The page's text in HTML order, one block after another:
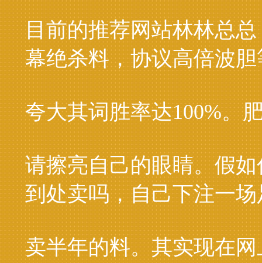
目前的推荐网站林林总
幕绝杀料，协议高倍波
夸大其词胜率达100%。
请擦亮自己的眼睛。假
到处卖吗，自己下注一
卖半年的料。其实现在